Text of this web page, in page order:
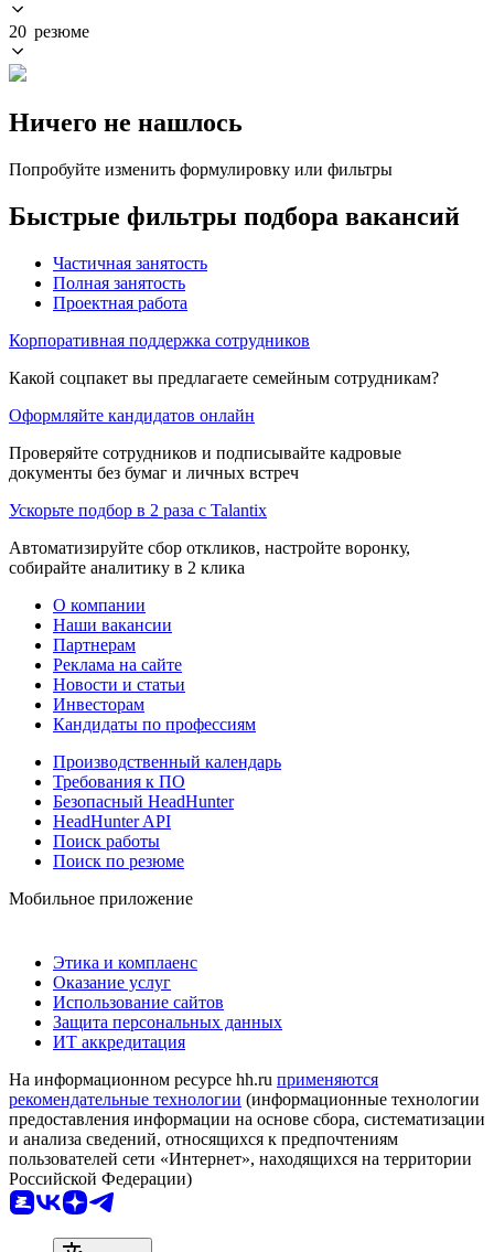
20 резюме
Ничего не нашлось
Попробуйте изменить формулировку или фильтры
Быстрые фильтры подбора вакансий
Частичная занятость
Полная занятость
Проектная работа
Корпоративная поддержка сотрудников
Какой соцпакет вы предлагаете семейным сотрудникам?
Оформляйте кандидатов онлайн
Проверяйте сотрудников и подписывайте кадровые
документы без бумаг и личных встреч
Ускорьте подбор в 2 раза с Talantix
Автоматизируйте сбор откликов, настройте воронку,
собирайте аналитику в 2 клика
О компании
Наши вакансии
Партнерам
Реклама на сайте
Новости и статьи
Инвесторам
Кандидаты по профессиям
Производственный календарь
Требования к ПО
Безопасный HeadHunter
HeadHunter API
Поиск работы
Поиск по резюме
Мобильное приложение
Этика и комплаенс
Оказание услуг
Использование сайтов
Защита персональных данных
ИТ аккредитация
На информационном ресурсе hh.ru применяются
рекомендательные технологии (информационные технологии
предоставления информации на основе сбора, систематизации
и анализа сведений, относящихся к предпочтениям
пользователей сети «Интернет», находящихся на территории
Российской Федерации)